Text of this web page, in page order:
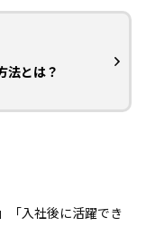
法とは？
「入社後に活躍でき